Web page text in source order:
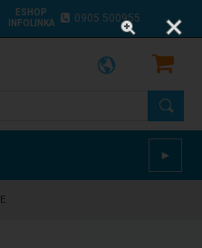
ESHOP
INFOLINKA
0905 500955
►